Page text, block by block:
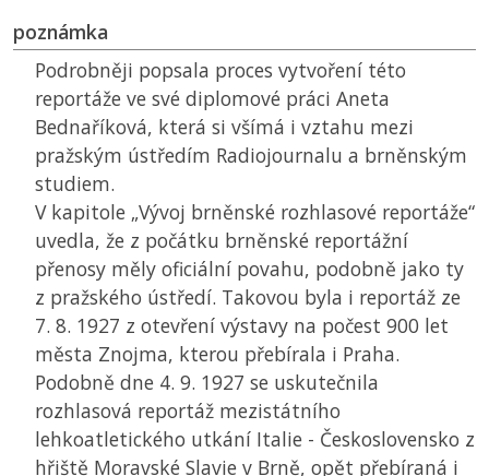
poznámka
Podrobněji popsala proces vytvoření této
reportáže ve své diplomové práci Aneta
Bednaříková, která si všímá i vztahu mezi
pražským ústředím Radiojournalu a brněnským
studiem.
V kapitole „Vývoj brněnské rozhlasové reportáže“
uvedla, že z počátku brněnské reportážní
přenosy měly oficiální povahu, podobně jako ty
z pražského ústředí. Takovou byla i reportáž ze
7. 8. 1927 z otevření výstavy na počest 900 let
města Znojma, kterou přebírala i Praha.
Podobně dne 4. 9. 1927 se uskutečnila
rozhlasová reportáž mezistátního
lehkoatletického utkání Italie - Československo z
hřiště Moravské Slavie v Brně, opět přebíraná i